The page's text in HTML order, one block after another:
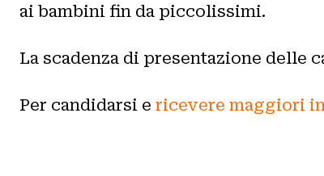
ai bambini fin da piccolissimi.
La scadenza di presentazione delle
Per candidarsi e ricevere maggiori